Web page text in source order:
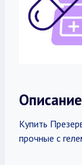
Описание
Купить
прочные с